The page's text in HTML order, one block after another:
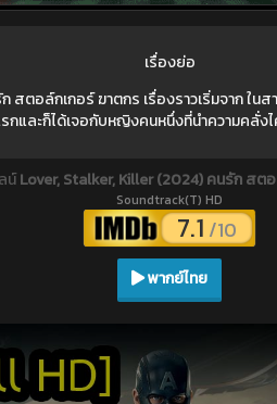
เรื่องย่อ
สตอล์กเกอร์ ฆาตกร เรื่องราวเริ่มจาก ใ
กและก็ได้เจอกับหญิงคนหนึ่งที่นำความคลั่ง
น์Lover, Stalker, Killer (2024) คนรัก สต
Soundtrack(T) HD
7.1 /10
พากย์ไทย